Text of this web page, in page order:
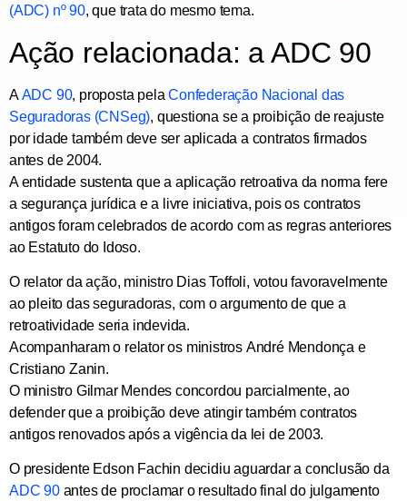
(ADC) nº 90, que trata do mesmo tema.
Ação relacionada: a ADC 90
AADC 90, proposta pelaConfederação Nacional das
Seguradoras (CNSeg), questiona se a proibição de reajuste
por idade também deve ser aplicada a contratos firmados
antes de 2004.
A entidade sustenta que a aplicação retroativa da norma fere
a segurança jurídica e a livre iniciativa, pois os contratos
antigos foram celebrados de acordo com as regras anteriores
ao Estatuto do Idoso.
O relator da ação, ministro Dias Toffoli, votou favoravelmente
ao pleito das seguradoras, com o argumento de que a
retroatividade seria indevida.
Acompanharam o relator os ministros André Mendonça e
Cristiano Zanin.
O ministro Gilmar Mendes concordou parcialmente, ao
defender que a proibição deve atingir também contratos
antigos renovados após a vigência da lei de 2003.
O presidente Edson Fachin decidiuaguardar a conclusão da
ADC 90antes de proclamar o resultado final do julgamento